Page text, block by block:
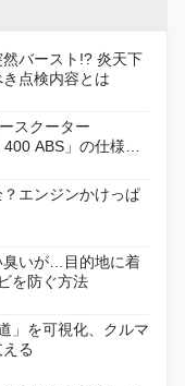
バースト!? 炎天下
点検内容とは
スクーター
400 ABS」の仕様を
エンジンかけっぱ
臭いが…目的地に着
を防ぐ方法
」を可視化、クルマ
る